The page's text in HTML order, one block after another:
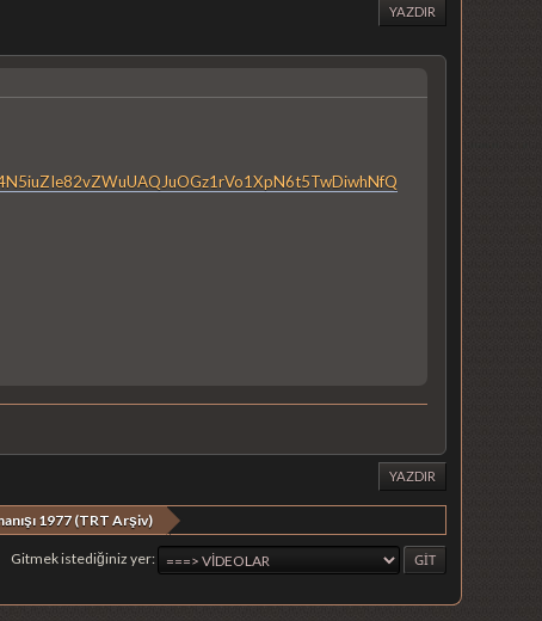
YAZDIR
YAZDIR
1977 (TRT Arşiv)
Gitmek istediğiniz yer